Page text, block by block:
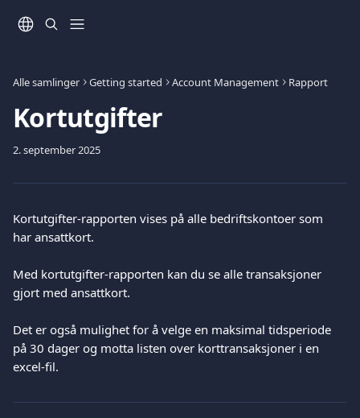
Alle samlinger Getting started Account Management Rapport
Kortutgifter
2. september 2025
Kortutgifter-rapporten vises på alle bedriftskontoer som
har ansattkort.
Med kortutgifter-rapporten kan du se alle transaksjoner
gjort med ansattkort.
Det er også mulighet for å velge en maksimal tidsperiode
på 30 dager og motta listen over korttransaksjoner i en
excel-fil.